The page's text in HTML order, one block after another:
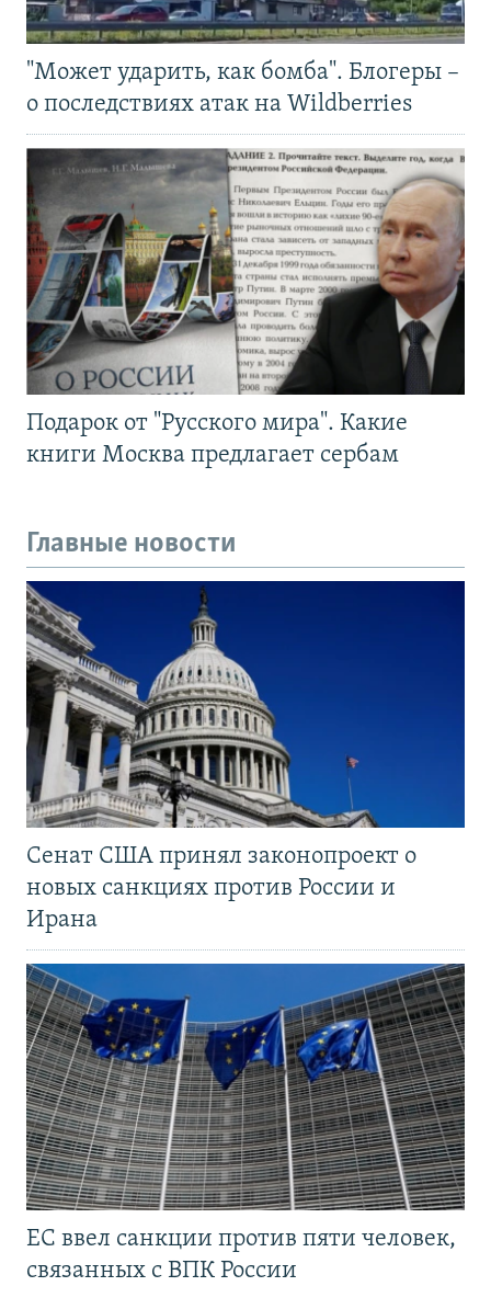
"Может ударить, как бомба". Блогеры –
о последствиях атак на Wildberries
Подарок от "Русского мира". Какие
книги Москва предлагает сербам
Главные новости
Сенат США принял законопроект о
новых санкциях против России и
Ирана
ЕС ввел санкции против пяти человек,
связанных с ВПК России